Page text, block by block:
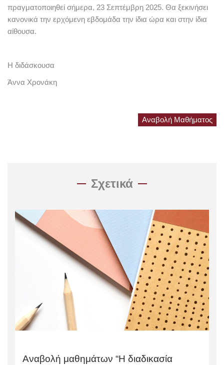
πραγματοποιηθεί σήμερα, 23 Σεπτέμβρη 2025. Θα ξεκινήσει
κανονικά την ερχόμενη εβδομάδα την ίδια ώρα και στην ίδια
αίθουσα.
Η διδάσκουσα
Άννα Χρονάκη
Αναβολή Μαθήματος
Σχετικά
Αναβολή μαθημάτων “Η διαδικασία